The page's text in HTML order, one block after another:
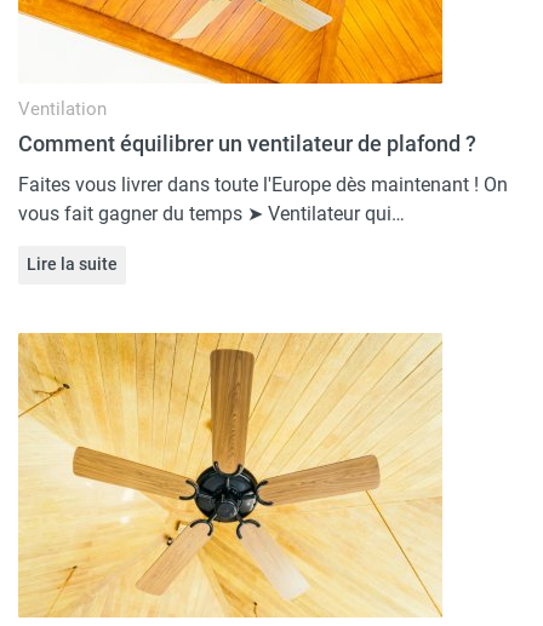
Ventilation
Comment équilibrer un ventilateur de plafond​ ?
Faites vous livrer dans toute l'Europe dès maintenant ! On
vous fait gagner du temps ➤ Ventilateur qui…
Lire la suite